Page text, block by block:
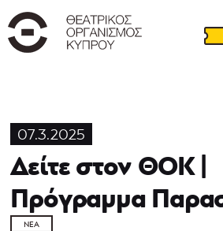
07.3.2025
Δείτε στον ΘΟΚ |
Πρόγραμμα
ΝΈΑ